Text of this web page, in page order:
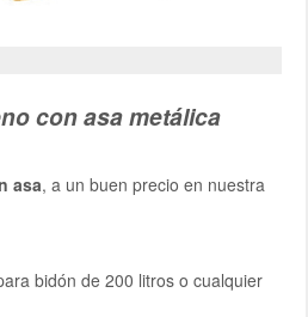
con asa metálica
asa, a un buen precio en nuestra
bidón de 200 litros o cualquier